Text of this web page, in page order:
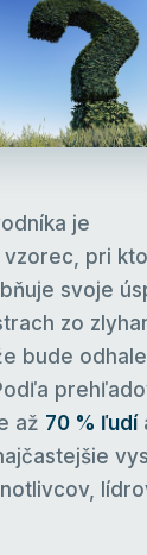
je
pri
svoje
zo
bude
až 70 % ľudí